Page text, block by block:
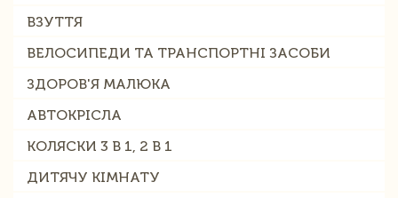
ВЗУТТЯ
ВЕЛОСИПЕДИ ТА ТРАНСПОРТНІ ЗАСОБИ
ЗДОРОВ'Я МАЛЮКА
АВТОКРІСЛА
КОЛЯСКИ 3 В 1, 2 В 1
ДИТЯЧУ КІМНАТУ